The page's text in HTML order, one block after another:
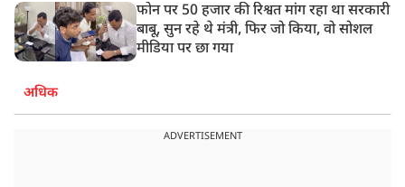
फोन पर 50 हजार की रिश्वत मांग रहा था सरकारी
बाबू, सुन रहे थे मंत्री, फिर जो किया, वो सोशल
मीडिया पर छा गया
अधिक
ADVERTISEMENT